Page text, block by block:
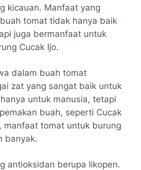
kicauan. Manfaat yang
tomat tidak hanya baik
juga bermanfaat untuk
Cucak Ijo.
dalam buah tomat
zat yang sangat baik untuk
untuk manusia, tetapi
buah, seperti Cucak
manfaat tomat untuk burung
banyak.
antioksidan berupa likopen.